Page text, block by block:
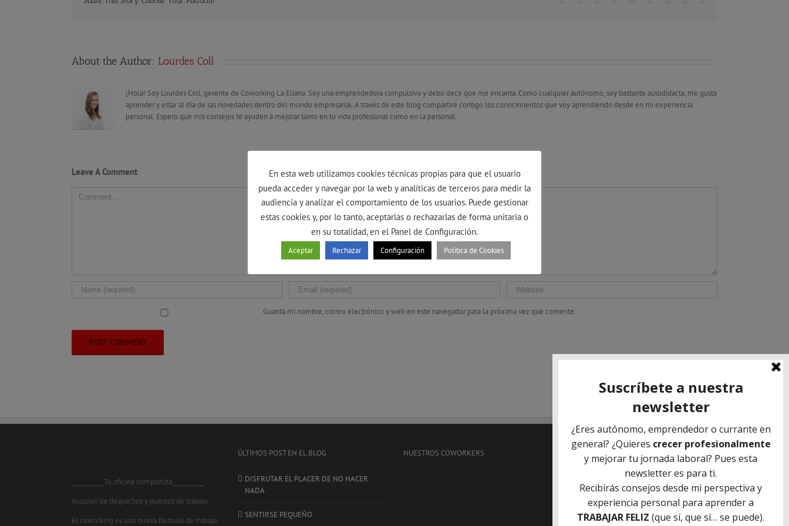
About the Author: Lourdes Coll
¡Hola! Soy Lourdes Coll, gerente de Coworking La Eliana. Soy una emprendedora compulsiva y debo decir que me encanta. Como cualquier autónomo, soy bastante autodidacta, me gusta
aprender y estar al día de las novedades dentro del mundo empresarial. A través de este blog compartiré contigo los conocimientos que voy aprendiendo desde en mi experiencia
personal. Espero que mis consejos te ayuden a mejorar tanto en tu vida profesional como en la personal.
Leave A Comment
Comment
Guarda mi nombre, correo electrónico y web en este navegador para la próxima vez que comente.
___________Tu oficina compartida___________
Alquiler de despachos y puestos de trabajo.
El coworking es una nueva fórmula de trabajo,
ÚLTIMOS POST EN EL BLOG
DISFRUTAR EL PLACER DE NO HACER
NADA
SENTIRSE PEQUEÑO
NUESTROS COWORKERS QUIENES SOMOS
INFORMACIÓN DE CONTACTO
Oficina Central: C/Francisco Alcaide 25, 46183
En esta web utilizamos cookies técnicas propias para que el usuario
pueda acceder y navegar por la web y analíticas de terceros para medir la
audiencia y analizar el comportamiento de los usuarios. Puede gestionar
estas cookies y, por lo tanto, aceptarlas o rechazarlas de forma unitaria o
en su totalidad, en el Panel de Configuración.
Aceptar Rechazar Configuración Política de Cookies